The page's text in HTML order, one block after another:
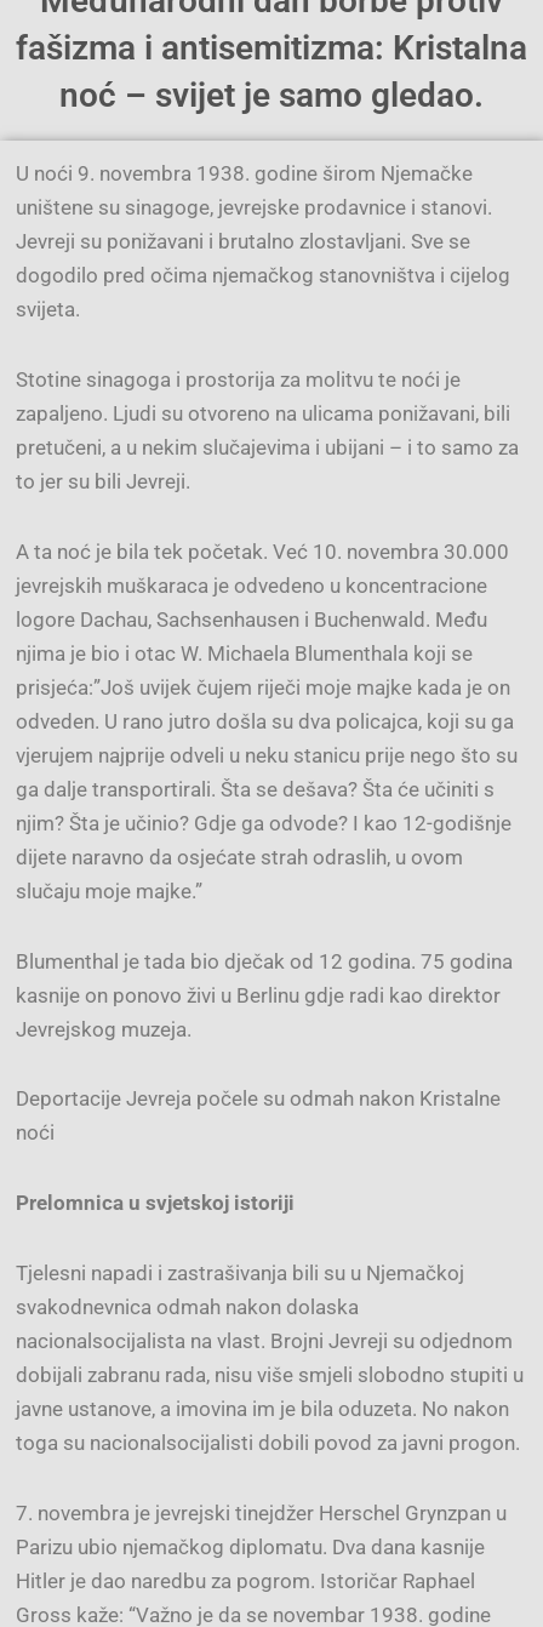
fašizma i antisemitizma: Kristalna
noć – svijet je samo gledao.
U noći 9. novembra 1938. godine širom Njemačke
uništene su sinagoge, jevrejske prodavnice i stanovi.
Jevreji su ponižavani i brutalno zlostavljani. Sve se
dogodilo pred očima njemačkog stanovništva i cijelog
svijeta.
Stotine sinagoga i prostorija za molitvu te noći je
zapaljeno. Ljudi su otvoreno na ulicama ponižavani, bili
pretučeni, a u nekim slučajevima i ubijani – i to samo za
to jer su bili Jevreji.
A ta noć je bila tek početak. Već 10. novembra 30.000
jevrejskih muškaraca je odvedeno u koncentracione
logore Dachau, Sachsenhausen i Buchenwald. Među
njima je bio i otac W. Michaela Blumenthala koji se
prisjeća:”Još uvijek čujem riječi moje majke kada je on
odveden. U rano jutro došla su dva policajca, koji su ga
vjerujem najprije odveli u neku stanicu prije nego što su
ga dalje transportirali. Šta se dešava? Šta će učiniti s
njim? Šta je učinio? Gdje ga odvode? I kao 12-godišnje
dijete naravno da osjećate strah odraslih, u ovom
slučaju moje majke.”
Blumenthal je tada bio dječak od 12 godina. 75 godina
kasnije on ponovo živi u Berlinu gdje radi kao direktor
Jevrejskog muzeja.
Deportacije Jevreja počele su odmah nakon Kristalne
noći
Prelomnica u svjetskoj istoriji
Tjelesni napadi i zastrašivanja bili su u Njemačkoj
svakodnevnica odmah nakon dolaska
nacionalsocijalista na vlast. Brojni Jevreji su odjednom
dobijali zabranu rada, nisu više smjeli slobodno stupiti u
javne ustanove, a imovina im je bila oduzeta. No nakon
toga su nacionalsocijalisti dobili povod za javni progon.
7. novembra je jevrejski tinejdžer Herschel Grynzpan u
Parizu ubio njemačkog diplomatu. Dva dana kasnije
Hitler je dao naredbu za pogrom. Istoričar Raphael
Gross kaže: “Važno je da se novembar 1938. godine